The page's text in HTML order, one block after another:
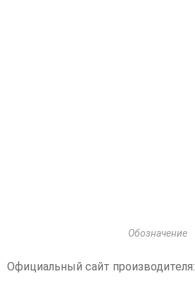
Обозначение
Официальный сайт производителя: